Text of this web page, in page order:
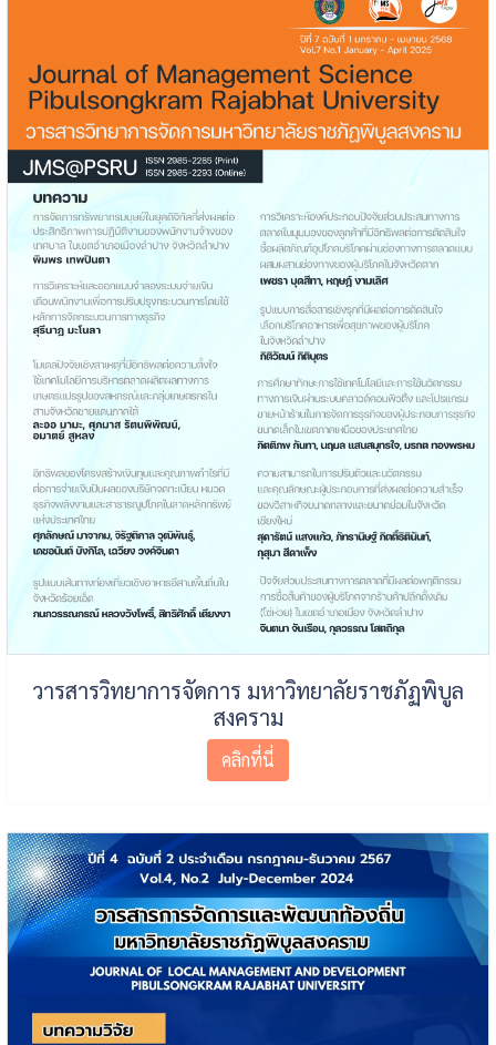
วารสารวิทยาการจัดการ มหาวิทยาลัยราชภัฏพิบูล
สงคราม
คลิกที่นี่